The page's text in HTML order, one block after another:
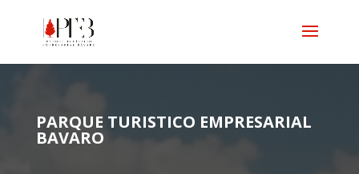
PARQUE TURISTICO EMPRESARIAL
BAVARO